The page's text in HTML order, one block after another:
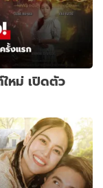
หม่ เปิดตัว